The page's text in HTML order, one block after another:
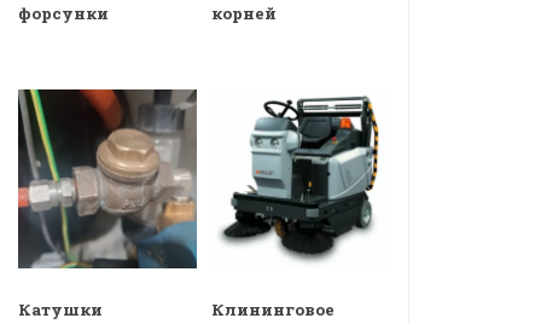
форсунки
корней
Катушки
Клининговое